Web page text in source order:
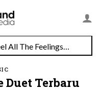
TAT Luncurkan Kampanye “Feel All The Feelings” dengan Lalisa LISA Manobal untuk Promosikan Pariwisata Berkualitas Thailand
Duet Terbaru